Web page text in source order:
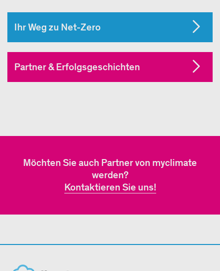
Ihr Weg zu Net-Zero
Partner & Erfolgsgeschichten
Möchten Sie auch Partner von myclimate
werden?
Kontaktieren Sie uns!